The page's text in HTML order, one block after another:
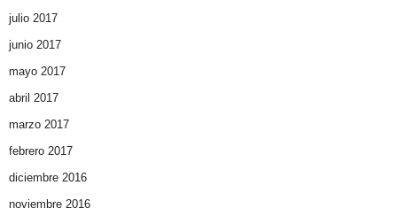
julio 2017
junio 2017
mayo 2017
abril 2017
marzo 2017
febrero 2017
diciembre 2016
noviembre 2016